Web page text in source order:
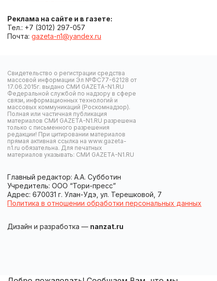
Реклама на сайте и в газете:
Тел.: +7 (3012) 297-057
Почта: gazeta-n1@yandex.ru
Свидетельство о регистрации средства
массовой информации Эл №ФС77-62128 от
17.06.2015г. выдано СМИ GAZETA-N1.RU
Федеральной службой по надзору в сфере
связи, информационных технологий и
массовых коммуникаций (Роскомнадзор).
Полная или частичная публикация
материалов СМИ GAZETA-N1.RU разрешена
только с письменного разрешения
редакции! При цитировании материалов
прямая активная ссылка на www.gazeta-
n1.ru обязательна. Для печатных
материалов указывать: СМИ GAZETA-N1.RU
Главный редактор: А.А. Субботин
Учредитель: ООО “Тори-пресс”
Адрес: 670031 г. Улан-Удэ, ул. Терешковой, 7
Политика в отношении обработки персональных данных
Дизайн и разработка — nanzat.ru